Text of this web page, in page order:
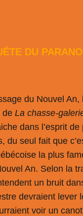
ÊTE DU
du Nouvel An,
deLa chasse-
dans l’esprit de
du seul fait que
la plus
An. Selon la
un bruit
devraient lever
voir un